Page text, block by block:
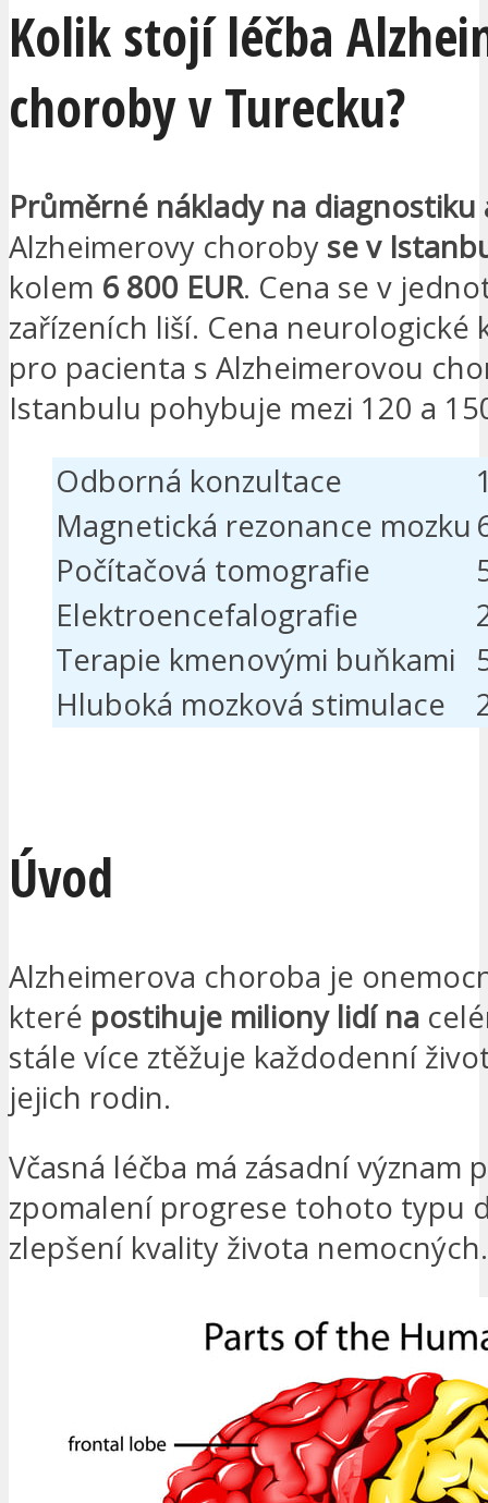
Kolik stojí léčba
choroby v Turecku?
Průměrné náklady na diagnostiku
Alzheimerovy choroby sev
kolem 6 800 EUR. Cena se v
zařízeních liší. Cena neurologické
pro pacienta s Alzheimerovou
Istanbulu pohybuje mezi 120 a
Odborná konzultace
Magnetická rezonance mozku
Počítačová tomografie
Elektroencefalografie
Terapie kmenovými buňkami
Hluboká mozková stimulace
Úvod
Alzheimerova choroba je
které postihuje miliony lidí na
stále více ztěžuje každodenní
jejich rodin.
Včasná léčba má zásadní význam
zpomalení progrese tohoto typu
zlepšení kvality života nemocných.